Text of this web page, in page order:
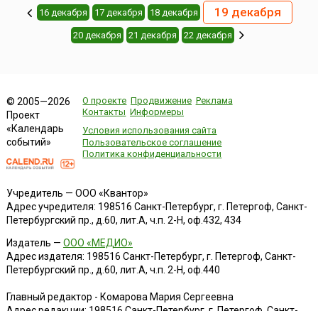
16 декабря 17 декабря 18 декабря 19 декабря
20 декабря 21 декабря 22 декабря
© 2005—2026
Проект
«Календарь
событий»
О проекте Продвижение Реклама
Контакты Информеры
Условия использования сайта
Пользовательское соглашение
Политика конфиденциальности
Учредитель — ООО «Квантор»
Адрес учредителя: 198516 Санкт-Петербург, г. Петергоф, Санкт-
Петербургский пр., д.60, лит.А, ч.п. 2-Н, оф.432, 434
Издатель — ООО «МЕДИО»
Адрес издателя: 198516 Санкт-Петербург, г. Петергоф, Санкт-
Петербургский пр., д.60, лит.А, ч.п. 2-Н, оф.440
Главный редактор - Комарова Мария Сергеевна